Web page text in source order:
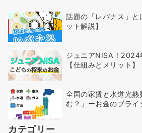
話題の「レバナス」と
ット解説】
ジュニアNISA！2024
【仕組みとメリット】
全国の家賃と水道光熱
む？」ーお金のブライ
カテゴリー